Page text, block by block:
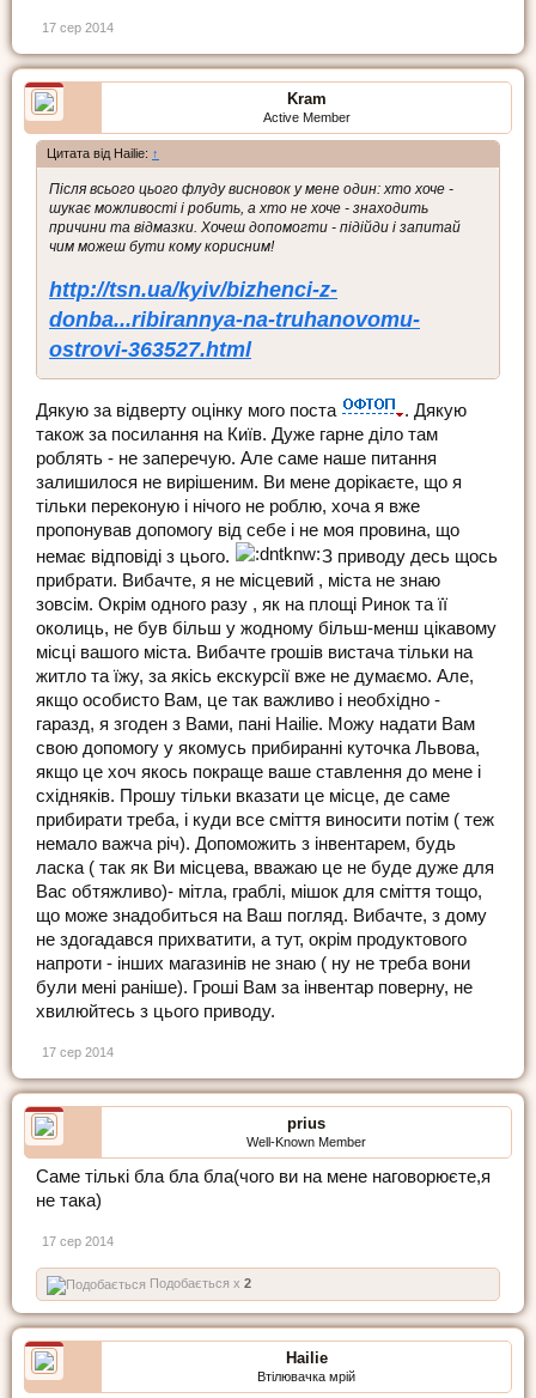
17 сер 2014
Kram
Active Member
Цитата від Hailie: ↑
Після всього цього флуду висновок у мене один: хто хоче -
шукає можливості і робить, а хто не хоче - знаходить
причини та відмазки. Хочеш допомогти - підійди і запитай
чим можеш бути кому корисним!
http://tsn.ua/kyiv/bizhenci-z-
donba...ribirannya-na-truhanovomu-
ostrovi-363527.html
Дякую за відверту оцінку мого поста
. Дякую
також за посилання на Київ. Дуже гарне діло там
роблять - не заперечую. Але саме наше питання
залишилося не вирішеним. Ви мене дорікаєте, що я
тільки переконую і нічого не роблю, хоча я вже
пропонував допомогу від себе і не моя провина, що
немає відповіді з цього.
З приводу десь щось
прибрати. Вибачте, я не місцевий , міста не знаю
зовсім. Окрім одного разу , як на площі Ринок та її
околиць, не був більш у жодному більш-менш цікавому
місці вашого міста. Вибачте грошів вистача тільки на
житло та їжу, за якісь екскурсії вже не думаємо. Але,
якщо особисто Вам, це так важливо і необхідно -
гаразд, я згоден з Вами, пані Hailie. Можу надати Вам
свою допомогу у якомусь прибиранні куточка Львова,
якщо це хоч якось покраще ваше ставлення до мене і
східняків. Прошу тільки вказати це місце, де саме
прибирати треба, і куди все сміття виносити потім ( теж
немало важча річ). Допоможить з інвентарем, будь
ласка ( так як Ви місцева, вважаю це не буде дуже для
Вас обтяжливо)- мітла, граблі, мішок для сміття тощо,
що може знадобиться на Ваш погляд. Вибачте, з дому
не здогадався прихватити, а тут, окрім продуктового
напроти - інших магазинів не знаю ( ну не треба вони
були мені раніше). Гроші Вам за інвентар поверну, не
хвилюйтесь з цього приводу.
17 сер 2014
prius
Well-Known Member
Саме тількі бла бла бла(чого ви на мене наговорюєте,я
не така)
17 сер 2014
Подобається x 2
Hailie
Втілювачка мрій